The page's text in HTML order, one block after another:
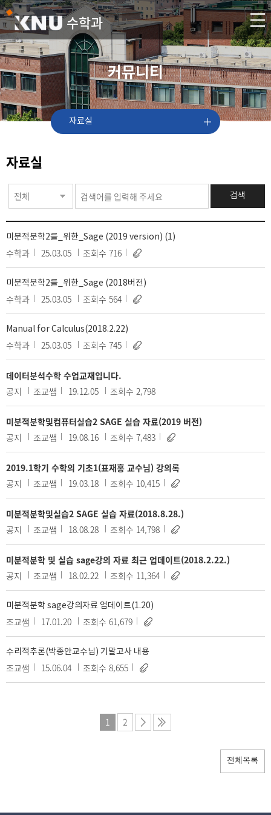
수학과
커뮤니티
자료실
자료실
전체 검색
미분적분학2를_위한_Sage (2019 version) (1)
수학과 25.03.05 조회수 716
미분적분학2를_위한_Sage (2018버전)
수학과 25.03.05 조회수 564
Manual for Calculus(2018.2.22)
수학과 25.03.05 조회수 745
데이터분석수학 수업교재입니다.
공지
조교쌤 19.12.05 조회수 2,798
미분적분학및컴퓨터실습2 SAGE 실습 자료(2019 버전)
공지
조교쌤 19.08.16 조회수 7,483
2019.1학기 수학의 기초1(표재홍 교수님) 강의록
공지
조교쌤 19.03.18 조회수 10,415
미분적분학및실습2 SAGE 실습 자료(2018.8.28.)
공지
조교쌤 18.08.28 조회수 14,798
미분적분학 및 실습 sage강의 자료 최근 업데이트(2018.2.22.)
공지
조교쌤 18.02.22 조회수 11,364
미분적분학 sage강의자료 업데이트(1.20)
조교쌤 17.01.20 조회수 61,679
수리적추론(박종안교수님) 기말고사 내용
조교쌤 15.06.04 조회수 8,655
1 2
전체목록